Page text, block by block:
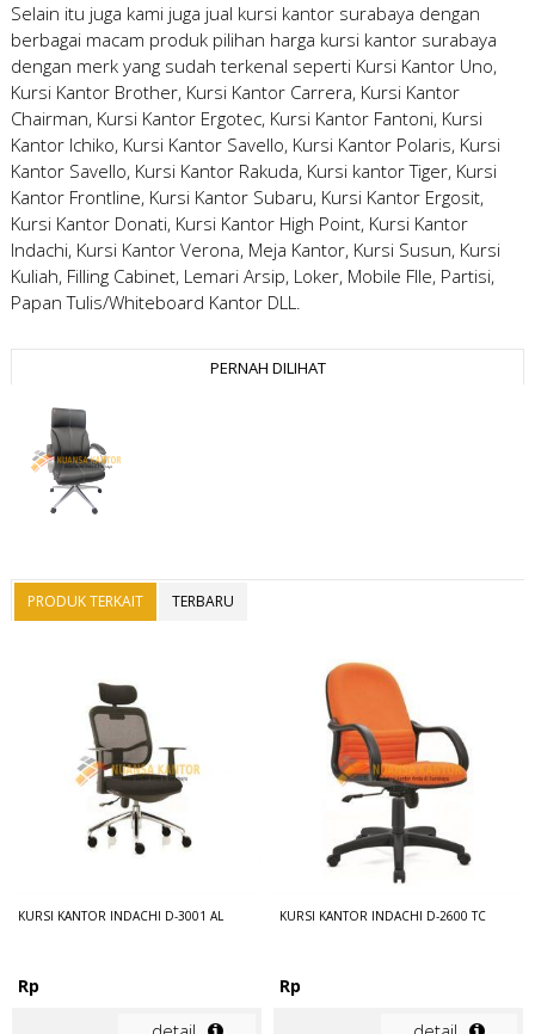
Selain itu juga kami juga jual kursi kantor surabaya dengan
berbagai macam produk pilihan harga kursi kantor surabaya
dengan merk yang sudah terkenal seperti Kursi Kantor Uno,
Kursi Kantor Brother, Kursi Kantor Carrera, Kursi Kantor
Chairman, Kursi Kantor Ergotec, Kursi Kantor Fantoni, Kursi
Kantor Ichiko, Kursi Kantor Savello, Kursi Kantor Polaris, Kursi
Kantor Savello, Kursi Kantor Rakuda, Kursi kantor Tiger, Kursi
Kantor Frontline, Kursi Kantor Subaru, Kursi Kantor Ergosit,
Kursi Kantor Donati, Kursi Kantor High Point, Kursi Kantor
Indachi, Kursi Kantor Verona, Meja Kantor, Kursi Susun, Kursi
Kuliah, Filling Cabinet, Lemari Arsip, Loker, Mobile FIle, Partisi,
Papan Tulis/Whiteboard Kantor DLL.
PERNAH DILIHAT
PRODUK TERKAIT TERBARU
KURSI KANTOR INDACHI D-3001 AL
Rp
KURSI KANTOR INDACHI D-2600 TC
Rp